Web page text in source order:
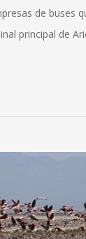
de buses
principal de